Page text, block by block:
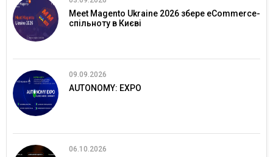
Meet Magento Ukraine 2026 збере eCommerce-
спільноту в Києві
09.09.2026
AUTONOMY: EXPO
06.10.2026